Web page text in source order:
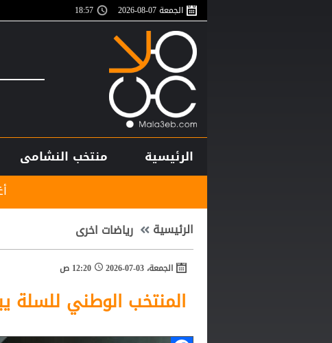
الجمعة 07-08-2026 18:57
الرئيسية منتخب النشامى
أغلى لاعب في
الرئيسية رياضات اخرى
الجمعة، 03-07-2026 12:20 ص
المنتخب الوطني للسلة